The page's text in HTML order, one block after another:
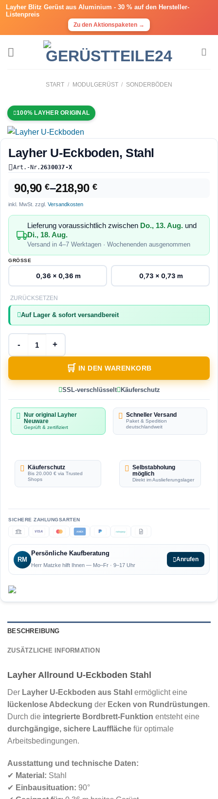
Layher Blitz Gerüst aus Aluminium - 30 % auf den Hersteller-
Listenpreis
Zu den Aktionspaketen →
START / MODULGERÜST / SONDERBÖDEN
100% LAYHER ORIGINAL
Layher U-Eckboden, Stahl
Art.-Nr.2630037-X
90,90€–218,90 €
inkl. MwSt. zzgl. Versandkosten
Lieferung voraussichtlich zwischen Do., 13. Aug. und
Di., 18. Aug.
Versand in 4–7 Werktagen · Wochenenden ausgenommen
GRÖSSE
0,36 x 0,36 m 0,73 x 0,73 m
ZURÜCKSETZEN
Auf Lager & sofort versandbereit
IN DEN WARENKORB
SSL-verschlüsselt Käuferschutz
Nur original Layher
Neuware
Geprüft & zertifiziert
Schneller Versand
Paket & Spedition
deutschlandweit
Käuferschutz
Bis 20.000 € via Trusted
Shops
Selbstabholung
möglich
Direkt im Auslieferungslager
VISA AMEX ratepay
RM
Persönliche Kaufberatung
Herr Matzke hilft Ihnen — Mo–Fr · 9–17 Uhr
Anrufen
BESCHREIBUNG
ZUSÄTZLICHE INFORMATION
Layher Allround U-Eckboden Stahl
Der Layher U-Eckboden aus Stahl ermöglicht eine
lückenlose Abdeckung der Ecken von Rundrüstungen.
Durch die integrierte Bordbrett-Funktion entsteht eine
durchgängige, sichere Lauffläche für optimale
Arbeitsbedingungen.
Ausstattung und technische Daten:
✔ Material: Stahl
✔ Einbausituation: 90°